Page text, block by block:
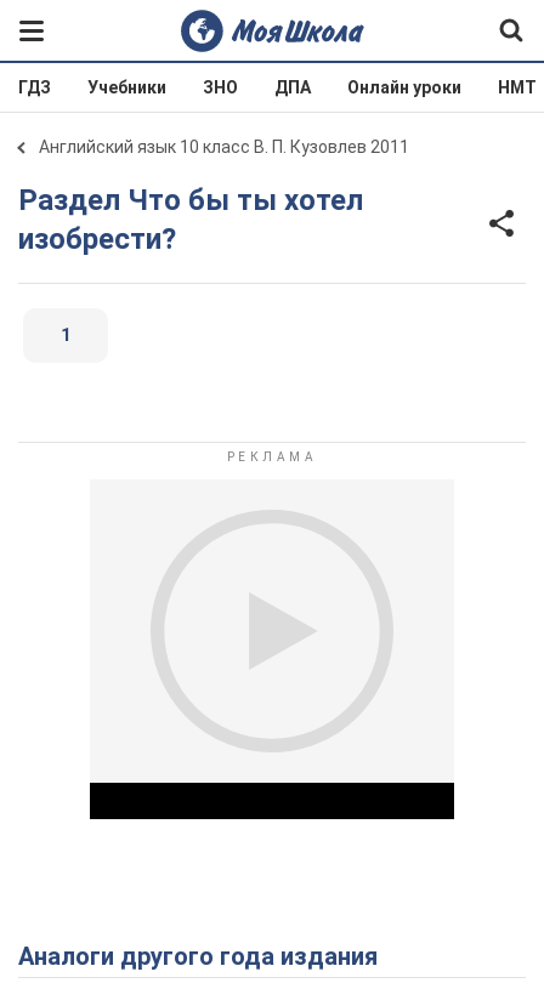
ГДЗ Учебники ЗНО ДПА Онлайн уроки НМТ
Английский язык 10 класс В. П. Кузовлев 2011
Раздел Что бы ты хотел
изобрести?
1
Play Video
Аналоги другого года издания